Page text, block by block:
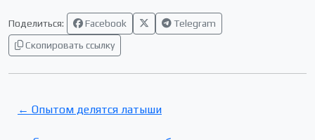
Поделиться: Facebook
Telegram
Скопировать ссылку
← Опытом делятся латыши